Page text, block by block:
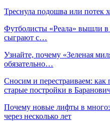
Треснула подошва или
Футболисты «Реала» вышли
сыграют с…
Узнайте, почему «Зеленая
обязательно…
Сносим и перестраиваем: как
старые постройки в
Почему новые лифты в
через несколько лет